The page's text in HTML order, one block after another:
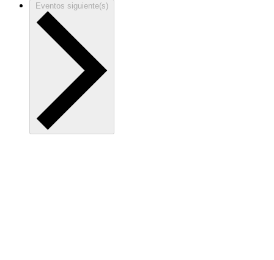
Eventos siguiente(s)